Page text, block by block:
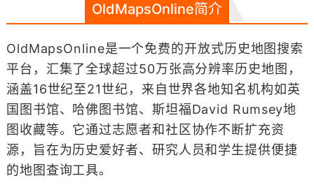
OldMapsOnline简介
OldMapsOnline是一个免费的开放式历史地图搜索
平台，汇集了全球超过50万张高分辨率历史地图，
涵盖16世纪至21世纪，来自世界各地知名机构如英
国图书馆、哈佛图书馆、斯坦福David Rumsey地
图收藏等。它通过志愿者和社区协作不断扩充资
源，旨在为历史爱好者、研究人员和学生提供便捷
的地图查询工具。